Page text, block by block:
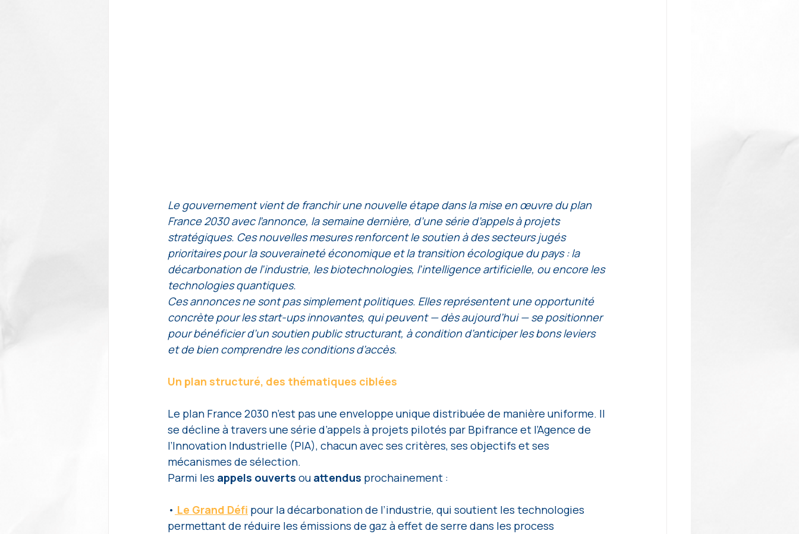
Le gouvernement vient de franchir une nouvelle étape dans la mise en œuvre du plan
France 2030 avec l’annonce, la semaine dernière, d’une série d’appels à projets
stratégiques. Ces nouvelles mesures renforcent le soutien à des secteurs jugés
prioritaires pour la souveraineté économique et la transition écologique du pays : la
décarbonation de l’industrie, les biotechnologies, l’intelligence artificielle, ou encore les
technologies quantiques.
Ces annonces ne sont pas simplement politiques. Elles représentent une opportunité
concrète pour les start-ups innovantes, qui peuvent — dès aujourd’hui — se positionner
pour bénéficier d’un soutien public structurant, à condition d’anticiper les bons leviers
et de bien comprendre les conditions d’accès.
Un plan structuré, des thématiques ciblées
Le plan France 2030 n’est pas une enveloppe unique distribuée de manière uniforme. Il
se décline à travers une série d’appels à projets pilotés par Bpifrance et l’Agence de
l’Innovation Industrielle (PIA), chacun avec ses critères, ses objectifs et ses
mécanismes de sélection.
Parmi les appels ouverts ou attendus prochainement :
• Le Grand Défi pour la décarbonation de l’industrie, qui soutient les technologies
permettant de réduire les émissions de gaz à effet de serre dans les process